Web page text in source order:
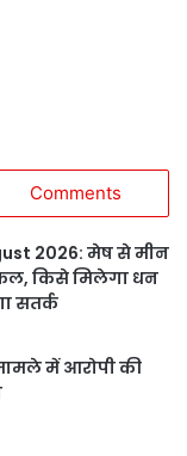
Comments
2026: मेष से मीन
किसे मिलेगा धन
सतर्क
में आरोपी की